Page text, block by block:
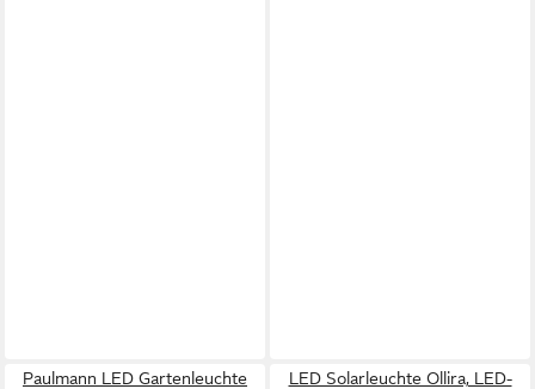
Paulmann LED Gartenleuchte
LED Solarleuchte Ollira, LED-